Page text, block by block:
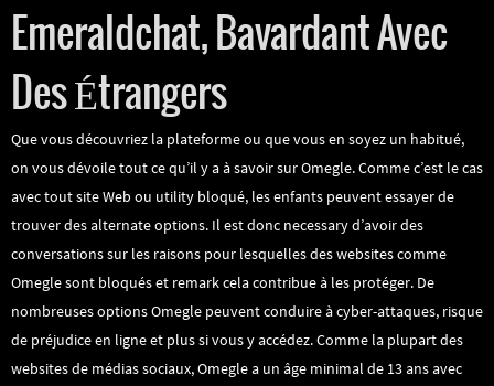
Emeraldchat, Bavardant Avec
Des Étrangers
Que vous découvriez la plateforme ou que vous en soyez un habitué,
on vous dévoile tout ce qu’il y a à savoir sur Omegle. Comme c’est le cas
avec tout site Web ou utility bloqué, les enfants peuvent essayer de
trouver des alternate options. Il est donc necessary d’avoir des
conversations sur les raisons pour lesquelles des websites comme
Omegle sont bloqués et remark cela contribue à les protéger. De
nombreuses options Omegle peuvent conduire à cyber-attaques, risque
de préjudice en ligne et plus si vous y accédez. Comme la plupart des
websites de médias sociaux, Omegle a un âge minimal de 13 ans avec